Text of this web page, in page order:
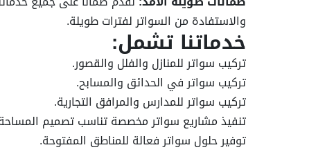
والاستفادة من السواتر لفترات طويلة.
خدماتنا تشمل:
تركيب سواتر للمنازل والفلل والقصور.
تركيب سواتر في الحدائق والمسابح.
تركيب سواتر للمدارس والمرافق التجارية.
تنفيذ مشاريع سواتر مخصصة تناسب تصميم
توفير حلول سواتر فعالة للمناطق المفتوحة.